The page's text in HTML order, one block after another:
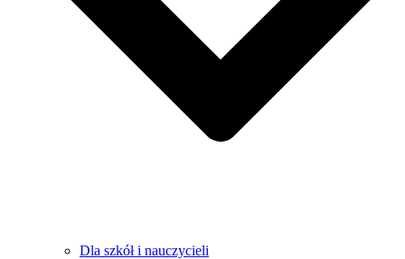
Dla szkół i nauczycieli